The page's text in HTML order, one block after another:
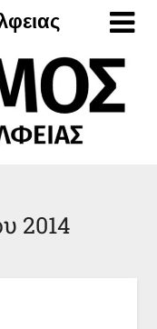
2014